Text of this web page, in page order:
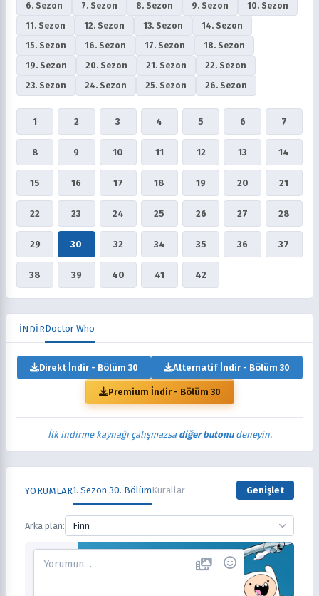
6. Sezon
7. Sezon 8. Sezon 9. Sezon
10. Sezon
11. Sezon
12. Sezon 13. Sezon
14. Sezon
15. Sezon
16. Sezon 17. Sezon
18. Sezon
19. Sezon
20. Sezon 21. Sezon
22. Sezon
23. Sezon
24. Sezon 25. Sezon 26. Sezon
1 2 3 4 5 6 7
8 9 10 11 12 13 14
15 16 17 18 19 20 21
22 23 24 25 26 27 28
29 30 32 34 35 36 37
38 39 40 41 42
İNDİRDoctor Who
Direkt İndir - Bölüm 30 Alternatif İndir - Bölüm 30
Premium İndir - Bölüm 30
İlk indirme kaynağı çalışmazsa diğer butonudeneyin.
YORUMLAR1. Sezon 30. BölümKurallar Genişlet
Arka plan: Finn